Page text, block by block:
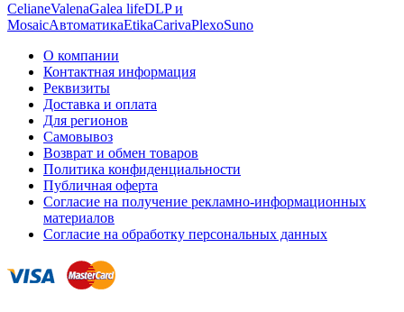
CelianeValenaGalea lifeDLP и
MosaicАвтоматикаEtikaCarivaPlexoSuno
О компании
Контактная информация
Реквизиты
Доставка и оплата
Для регионов
Самовывоз
Возврат и обмен товаров
Политика конфиденциальности
Публичная оферта
Согласие на получение рекламно-информационных
материалов
Согласие на обработку персональных данных